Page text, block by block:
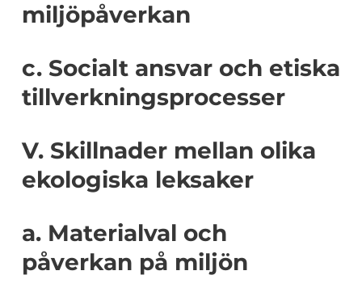
miljöpåverkan
c. Socialt ansvar och etiska
tillverkningsprocesser
V. Skillnader mellan olika
ekologiska leksaker
a. Materialval och
påverkan på miljön